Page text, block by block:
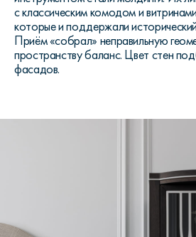
с классическим комодом и
которые и поддержали
Приём «собрал» неправильную
пространству баланс. Цвет стен
фасадов.